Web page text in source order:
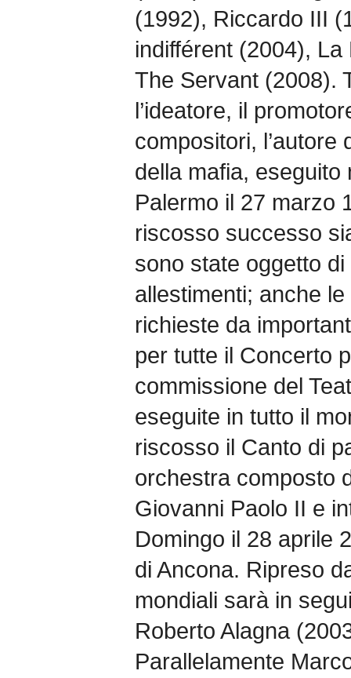
(1992), Riccardo III
indifférent (2004),
The Servant (2008).
l’ideatore, il
compositori, l’autore
della mafia, eseguito
Palermo il 27 marzo
riscosso successo
sono state oggetto
allestimenti; anche
richieste da
per tutte il Concerto
commissione del
eseguite in tutto il
riscosso il Canto di
orchestra composto
Giovanni Paolo II e
Domingo il 28 aprile
di Ancona. Ripreso
mondiali sarà in
Roberto Alagna
Parallelamente